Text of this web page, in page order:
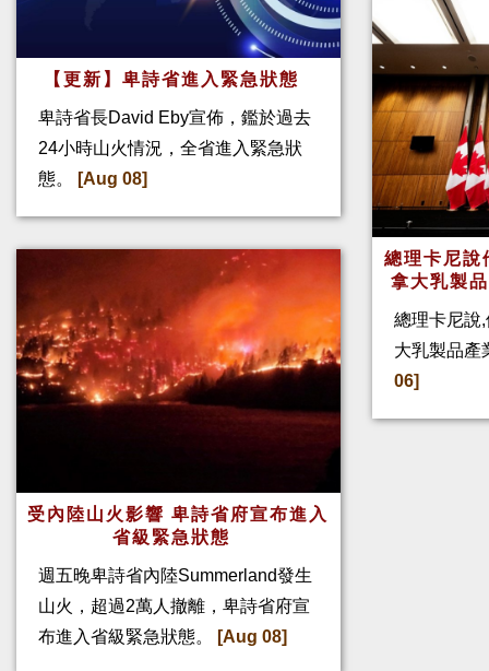
【更新】卑詩省進入緊急狀態
卑詩省長David Eby宣佈，鑑於過去
24小時山火情況，全省進入緊急狀
態。
[Aug 08]
受內陸山火影響 卑詩省府宣布進入
省級緊急狀態
週五晚卑詩省內陸Summerland發生
山火，超過2萬人撤離，卑詩省府宣
布進入省級緊急狀態。
[Aug 08]
總理卡尼
拿大乳製
總理卡尼說
大乳製品產
06]